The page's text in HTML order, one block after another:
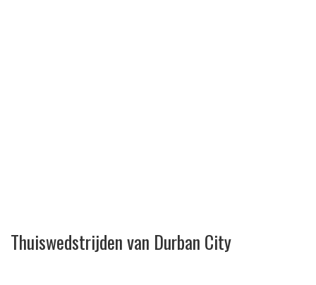
Thuiswedstrijden van Durban City